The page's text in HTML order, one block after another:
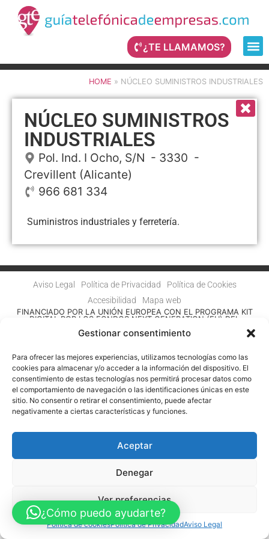
Gestionar consentimiento
Para ofrecer las mejores experiencias, utilizamos tecnologías como las
cookies para almacenar y/o acceder a la información del dispositivo. El
consentimiento de estas tecnologías nos permitirá procesar datos como
el comportamiento de navegación o las identificaciones únicas en este
sitio. No consentir o retirar el consentimiento, puede afectar
negativamente a ciertas características y funciones.
Aceptar
Denegar
Ver preferencias
Política de cookiesPolítica de PrivacidadAviso Legal
¿TE LLAMAMOS?
HOME » NÚCLEO SUMINISTROS INDUSTRIALES
NÚCLEO SUMINISTROS
INDUSTRIALES
Pol. Ind. I Ocho, S/N - 3330 -
Crevillent (Alicante)
966 681 334
Suministros industriales y ferretería.
Aviso Legal Política de Privacidad
Política de Cookies
Accesibilidad
Mapa web
FINANCIADO POR LA UNIÓN EUROPEA CON EL PROGRAMA KIT
DIGITAL POR LOS FONDOS NEXT GENERATION (EU) DEL
© Guia Telefónica de Empresas – Todos los derechos reservados.
¿Cómo puedo ayudarte?